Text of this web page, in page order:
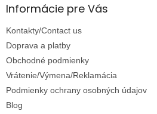
Informácie pre Vás
Kontakty/Contact us
Doprava a platby
Obchodné podmienky
Vrátenie/Výmena/Reklamácia
Podmienky ochrany osobných údajov
Blog